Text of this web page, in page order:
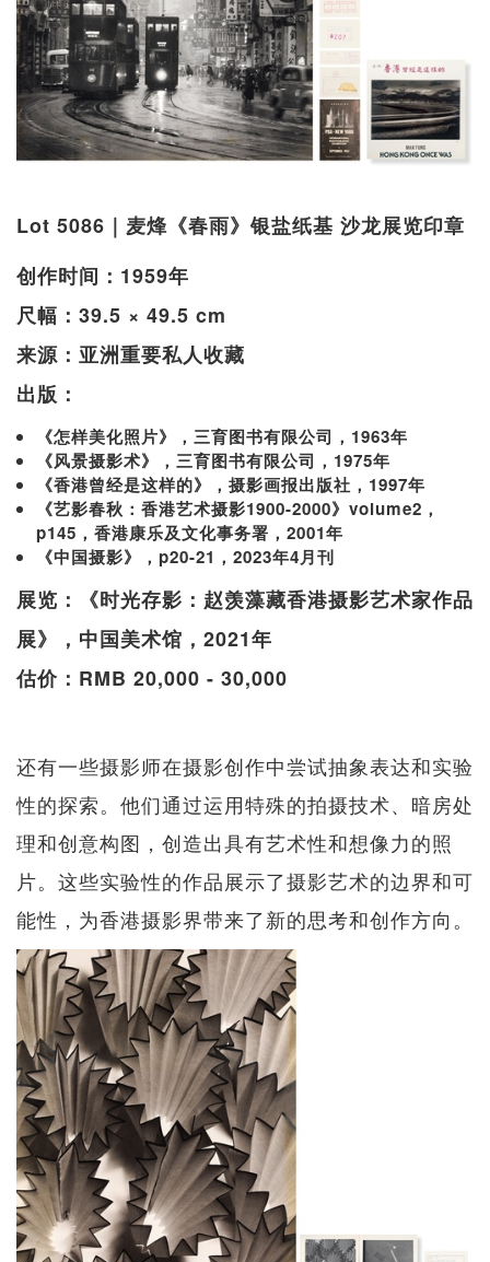
Lot 5086｜麦烽《春雨》银盐纸基 沙龙展览印章
创作时间：1959年
尺幅：39.5 × 49.5 cm
来源：亚洲重要私人收藏
出版：
《怎样美化照片》，三育图书有限公司，1963年
《风景摄影术》，三育图书有限公司，1975年
《香港曾经是这样的》，摄影画报出版社，1997年
《艺影春秋：香港艺术摄影1900-2000》volume2，
p145，香港康乐及文化事务署，2001年
《中国摄影》，p20-21，2023年4月刊
展览：《时光存影：赵羡藻藏香港摄影艺术家作品
展》，中国美术馆，2021年
估价：RMB 20,000 - 30,000
还有一些摄影师在摄影创作中尝试抽象表达和实验
性的探索。他们通过运用特殊的拍摄技术、暗房处
理和创意构图，创造出具有艺术性和想像力的照
片。这些实验性的作品展示了摄影艺术的边界和可
能性，为香港摄影界带来了新的思考和创作方向。